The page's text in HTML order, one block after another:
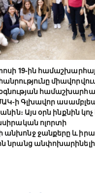
19-ին
միավորվում
ի Գլխավոր
Այս օրն ինքնին կոչ
ոլորտի
ջանքերը և
նրանց անփոխարինելի